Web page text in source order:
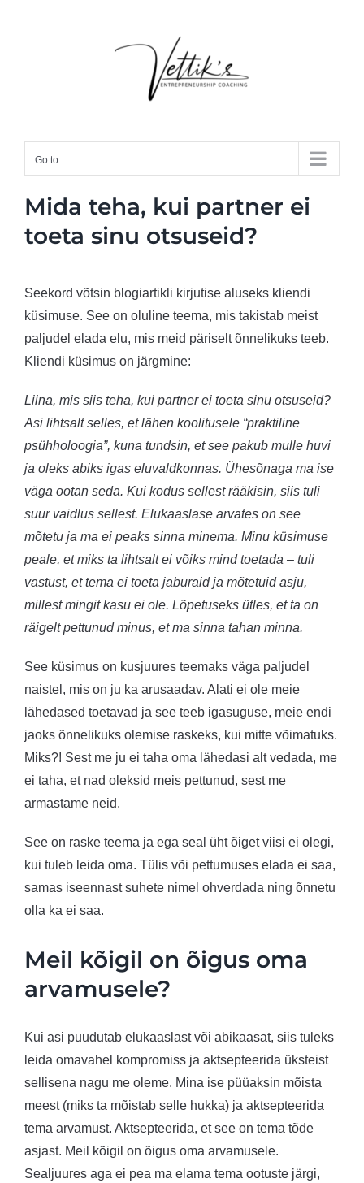
Go to...
Mida teha, kui partner ei
toeta sinu otsuseid?
Seekord võtsin blogiartikli kirjutise aluseks kliendi
küsimuse. See on oluline teema, mis takistab meist
paljudel elada elu, mis meid päriselt õnnelikuks teeb.
Kliendi küsimus on järgmine:
Liina, mis siis teha, kui partner ei toeta sinu otsuseid?
Asi lihtsalt selles, et lähen koolitusele “praktiline
psühholoogia”, kuna tundsin, et see pakub mulle huvi
ja oleks abiks igas eluvaldkonnas. Ühesõnaga ma ise
väga ootan seda. Kui kodus sellest rääkisin, siis tuli
suur vaidlus sellest. Elukaaslase arvates on see
mõtetu ja ma ei peaks sinna minema. Minu küsimuse
peale, et miks ta lihtsalt ei võiks mind toetada – tuli
vastust, et tema ei toeta jaburaid ja mõtetuid asju,
millest mingit kasu ei ole. Lõpetuseks ütles, et ta on
räigelt pettunud minus, et ma sinna tahan minna.
See küsimus on kusjuures teemaks väga paljudel
naistel, mis on ju ka arusaadav. Alati ei ole meie
lähedased toetavad ja see teeb igasuguse, meie endi
jaoks õnnelikuks olemise raskeks, kui mitte võimatuks.
Miks?! Sest me ju ei taha oma lähedasi alt vedada, me
ei taha, et nad oleksid meis pettunud, sest me
armastame neid.
See on raske teema ja ega seal üht õiget viisi ei olegi,
kui tuleb leida oma. Tülis või pettumuses elada ei saa,
samas iseennast suhete nimel ohverdada ning õnnetu
olla ka ei saa.
Meil kõigil on õigus oma
arvamusele?
Kui asi puudutab elukaaslast või abikaasat, siis tuleks
leida omavahel kompromiss ja aktsepteerida üksteist
sellisena nagu me oleme. Mina ise püüaksin mõista
meest (miks ta mõistab selle hukka) ja aktsepteerida
tema arvamust. Aktsepteerida, et see on tema tõde
asjast. Meil kõigil on õigus oma arvamusele.
Sealjuures aga ei pea ma elama tema ootuste järgi,